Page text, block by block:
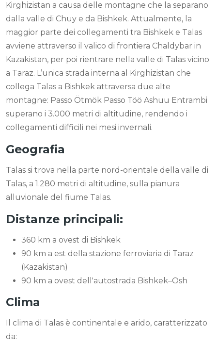
Kirghizistan a causa delle montagne che la separano
dalla valle di Chuy e da Bishkek. Attualmente, la
maggior parte dei collegamenti tra Bishkek e Talas
avviene attraverso il valico di frontiera Chaldybar in
Kazakistan, per poi rientrare nella valle di Talas vicino
a Taraz. L’unica strada interna al Kirghizistan che
collega Talas a Bishkek attraversa due alte
montagne: Passo Ötmök Passo Töö Ashuu Entrambi
superano i 3.000 metri di altitudine, rendendo i
collegamenti difficili nei mesi invernali.
Geografia
Talas si trova nella parte nord-orientale della valle di
Talas, a 1.280 metri di altitudine, sulla pianura
alluvionale del fiume Talas.
Distanze principali:
360 km a ovest di Bishkek
90 km a est della stazione ferroviaria di Taraz
(Kazakistan)
90 km a ovest dell'autostrada Bishkek–Osh
Clima
Il clima di Talas è continentale e arido, caratterizzato
da: